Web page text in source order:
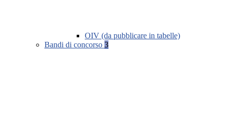
OIV (da pubblicare in tabelle)
Bandi di concorso 3